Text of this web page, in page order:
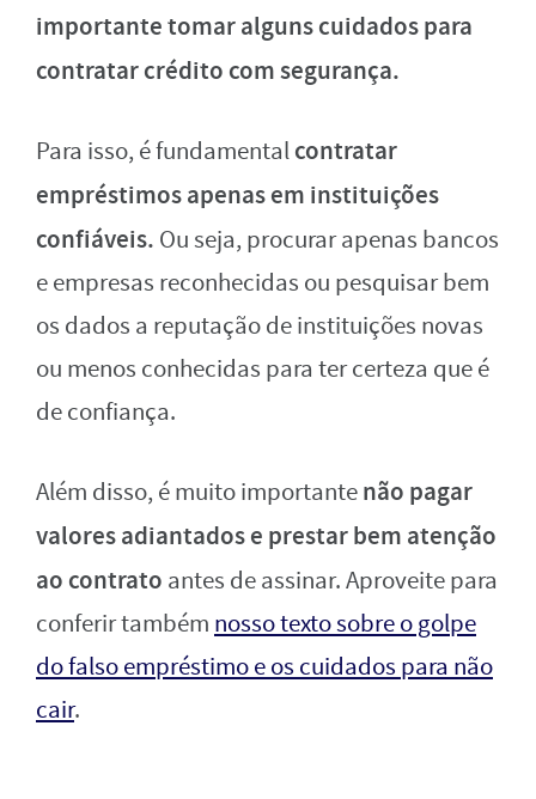
importante tomar alguns cuidados para
contratar crédito com segurança.
Para isso, é fundamentalcontratar
empréstimos apenas em instituições
confiáveis. Ou seja, procurar apenas bancos
e empresas reconhecidas ou pesquisar bem
os dados a reputação de instituições novas
ou menos conhecidas para ter certeza que é
de confiança.
Além disso, é muito importantenão pagar
valores adiantados e prestar bem atenção
ao contrato antes de assinar. Aproveite para
conferir também nosso texto sobre o golpe
do falso empréstimo e os cuidados para não
cair.